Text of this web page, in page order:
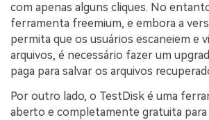
com apenas alguns cliques. No
ferramenta freemium, e embora a
permita que os usuários escaneiem e
arquivos, é necessário fazer um
paga para salvar os arquivos
Por outro lado, o TestDisk é uma
aberto e completamente gratuita para